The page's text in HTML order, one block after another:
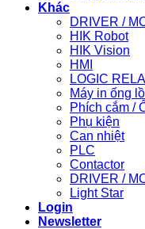
Khác
DRIVER /
HIK Robot
HIK Vision
HMI
LOGIC
Máy in ống
Phích cắm /
Phụ kiện
Can nhiệt
PLC
Contactor
DRIVER /
Light Star
Login
Newsletter